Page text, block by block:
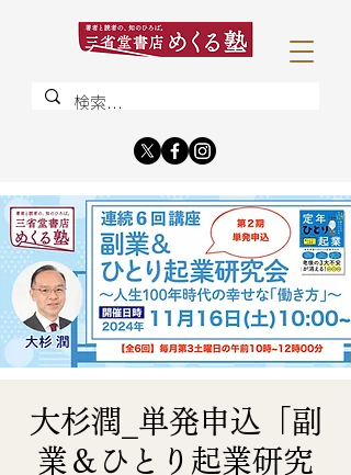
大杉潤_単発申込「副
業＆ひとり起業研究